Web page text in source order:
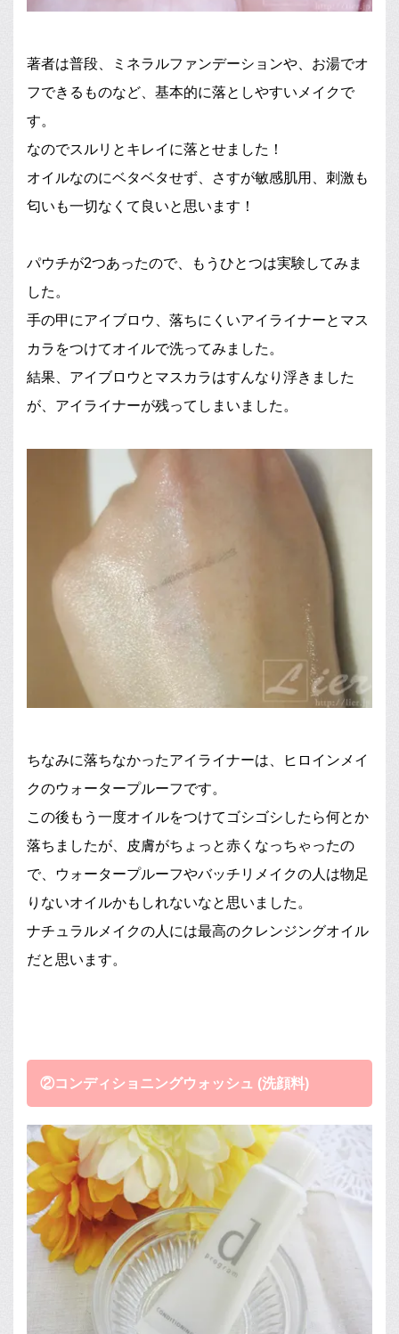
著者は普段、ミネラルファンデーションや、お湯でオ
フできるものなど、基本的に落としやすいメイクで
す。
なのでスルリとキレイに落とせました！
オイルなのにベタベタせず、さすが敏感肌用、刺激も
匂いも一切なくて良いと思います！
パウチが2つあったので、もうひとつは実験してみま
した。
手の甲にアイブロウ、落ちにくいアイライナーとマス
カラをつけてオイルで洗ってみました。
結果、アイブロウとマスカラはすんなり浮きました
が、アイライナーが残ってしまいました。
ちなみに落ちなかったアイライナーは、ヒロインメイ
クのウォータープルーフです。
この後もう一度オイルをつけてゴシゴシしたら何とか
落ちましたが、皮膚がちょっと赤くなっちゃったの
で、ウォータープルーフやバッチリメイクの人は物足
りないオイルかもしれないなと思いました。
ナチュラルメイクの人には最高のクレンジングオイル
だと思います。
②コンディショニングウォッシュ (洗顔料)